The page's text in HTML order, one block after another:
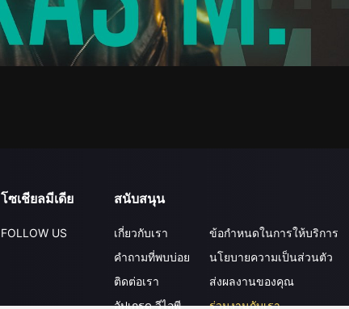
โซเชียลมีเดีย
FOLLOW US
สนับสนุน
เกี่ยวกับเรา
คำถามที่พบบ่อย
ติดต่อเรา
อัปเกรด วีไอพี
ข้อกำหนดในการให้บริการ
นโยบายความเป็นส่วนตัว
ส่งผลงานของคุณ
ร่วมงานกับเรา